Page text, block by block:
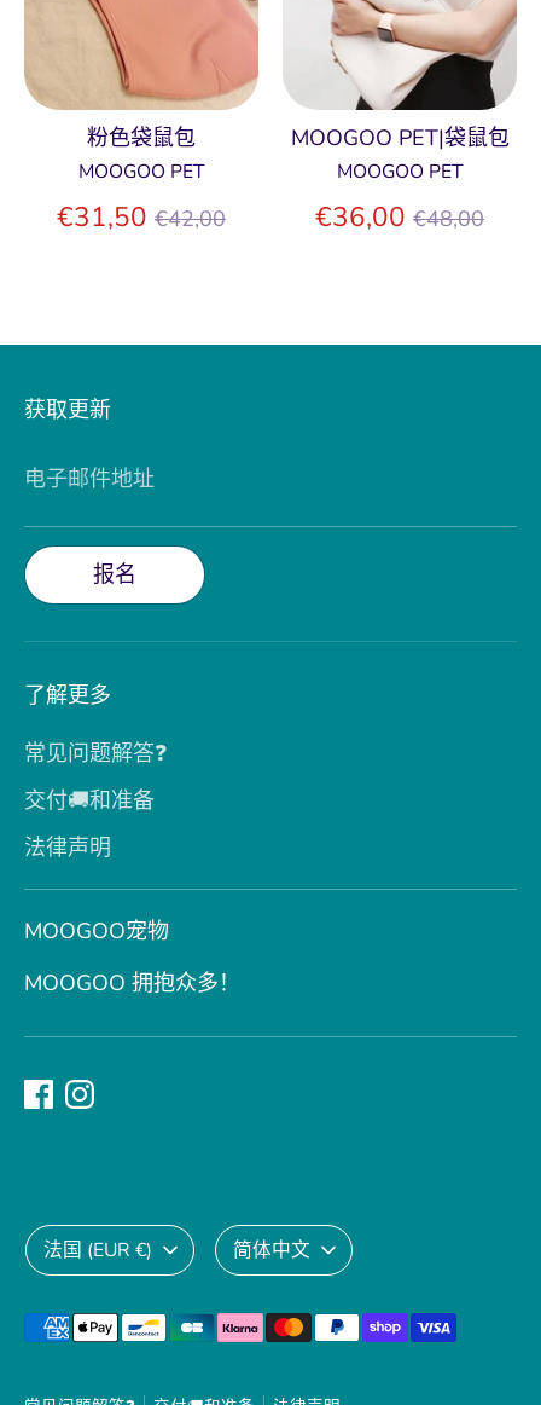
粉色袋鼠包
MOOGOO PET
€31,50 正
€42,00
MOOGOO PET|袋鼠包
MOOGOO PET
€36,00 正
€48,00
获取更新
电子邮件地址
报名
了解更多
常见问题解答❓
交付🚚和准备
法律声明
MOOGOO宠物
MOOGOO 拥抱众多！
货
币
法国 (EUR €)
语
言
简体中文
接
的